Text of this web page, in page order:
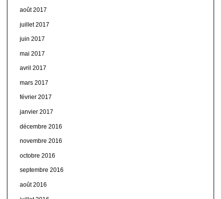
août 2017
juillet 2017
juin 2017
mai 2017
avril 2017
mars 2017
février 2017
janvier 2017
décembre 2016
novembre 2016
octobre 2016
septembre 2016
août 2016